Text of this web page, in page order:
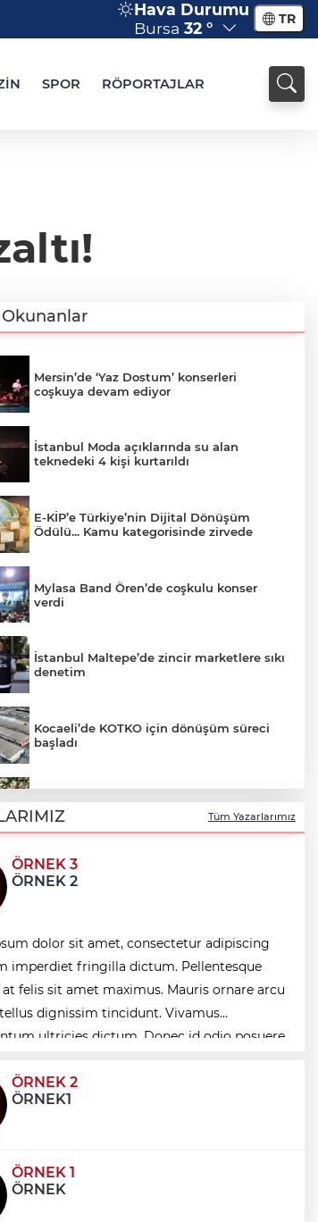
Hava Durumu
Bursa 32 ° TR
SPOR RÖPORTAJLAR
Okunanlar
Mersin’de ‘Yaz Dostum’ konserleri
coşkuya devam ediyor
İstanbul Moda açıklarında su alan
teknedeki 4 kişi kurtarıldı
E-KİP’e Türkiye’nin Dijital Dönüşüm
Ödülü... Kamu kategorisinde zirvede
Mylasa Band Ören’de coşkulu konser
verdi
İstanbul Maltepe’de zincir marketlere sıkı
denetim
Kocaeli’de KOTKO için dönüşüm süreci
başladı
hizmetler
İzmir Bornova’da ortak akıl buluşması
Bursa Osmangazi’de istihdam
buluşmalarıyla iş imkanı
Mersin’de Engelsiz Yaşam Parkı’nda açık
hava sinema keyfi
Tüm Yazarlarımız
ÖRNEK 3
ÖRNEK 2
dolor sit amet, consectetur adipiscing
imperdiet fringilla dictum. Pellentesque
felis sit amet maximus. Mauris ornare arcu
dignissim tincidunt. Vivamus
ultricies dictum. Donec id odio posuere,
ÖRNEK 2
ÖRNEK1
ÖRNEK 1
ÖRNEK